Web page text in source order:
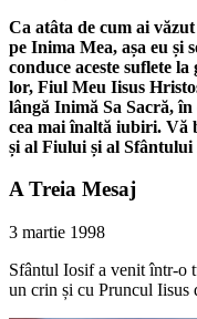
Ca atâta de cum ai
pe Inima Mea, așa eu și
conduce aceste suflete
lor, Fiul Meu Iisus
lângă Inimă Sa Sacră,
cea mai înaltă iubiri. Vă
și al Fiului și al
A Treia Mesaj
3 martie 1998
Sfântul Iosif a venit într-o
un crin și cu Pruncul Iisus